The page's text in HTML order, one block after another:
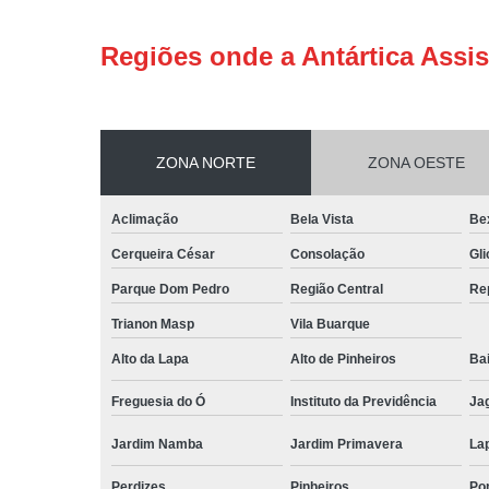
Regiões onde a Antártica
ZONA NORTE ZONA OESTE
Aclimação Bela Vista
Cerqueira César Consolação
Parque Dom Pedro Região Central
Trianon Masp Vila Buarque
Alto da Lapa Alto de Pinheiros
Freguesia do Ó Instituto da Previdência
Jardim Namba Jardim Primavera